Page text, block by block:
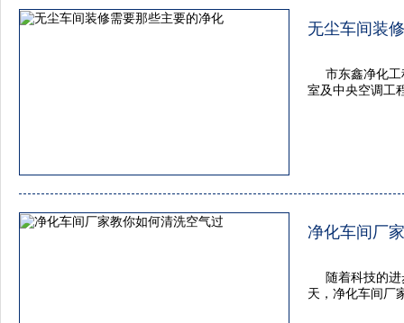
无尘车间装
市东鑫净化
室及中央空调工
净化车间厂
随着科技的
天，净化车间厂